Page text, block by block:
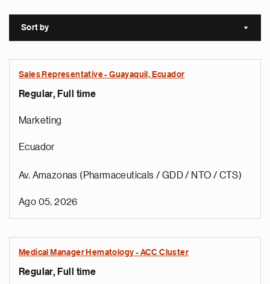
Sort by Sort
Sales Representative - Guayaquil, Ecuador
Regular, Full time
Marketing
Ecuador
Av. Amazonas (Pharmaceuticals / GDD / NTO / CTS)
Ago 05, 2026
Medical Manager Hematology - ACC Cluster
Regular, Full time